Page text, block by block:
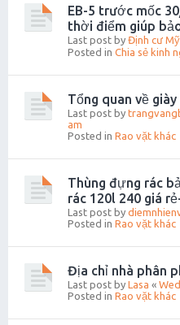
EB-5 trước mốc
thời điểm giúp
Last post by Định cư Mỹ
Posted in Chia sẻ kinh
Tổng quan về
Last post by
am
Posted in Rao vặt khác
Thùng đựng rác
rác 120l 240 giá
Last post by
Posted in Rao vặt khác
Địa chỉ nhà phân
Last post by Lasa «
Posted in Rao vặt khác